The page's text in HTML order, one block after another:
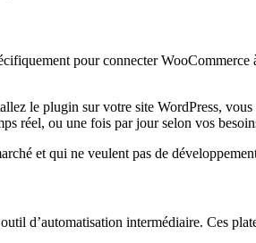
pour connecter
le plugin sur votre site WordPress,
réel, ou une fois par jour selon vos
et qui ne veulent pas de
d’automatisation intermédiaire. Ces